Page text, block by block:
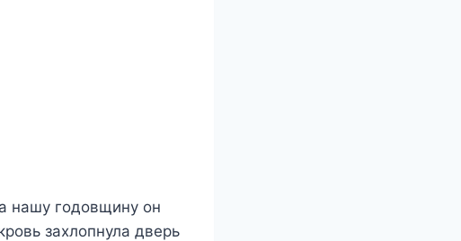
нашу годовщину он
захлопнула дверь